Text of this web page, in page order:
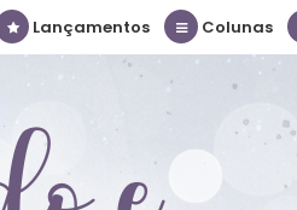
Lançamentos Colunas